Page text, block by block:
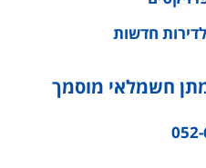
חדשות
חשמלאי מוסמך